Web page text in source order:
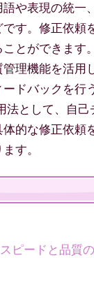
や表現の統一
す。修正依頼
とができます
理機能を活用
ドバックを行
として、自己
的な修正依頼
す。
ピードと品質